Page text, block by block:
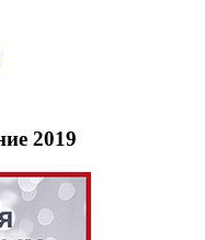
2019